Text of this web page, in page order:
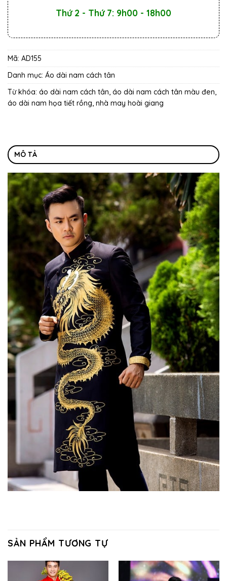
Thứ 2 - Thứ 7: 9h00 - 18h00
Mã: AD155
Danh mục: Áo dài nam cách tân
Từ khóa: áo dài nam cách tân, áo dài nam cách tân màu đen,
áo dài nam họa tiết rồng, nhà may hoài giang
MÔ TẢ
SẢN PHẨM TƯƠNG TỰ